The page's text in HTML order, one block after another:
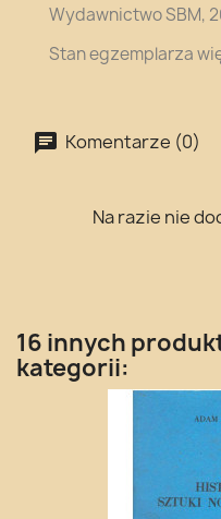
Wydawnictwo SBM,
Stan egzemplarza
Komentarze (0)
Na razie nie
16 innych
kategorii: